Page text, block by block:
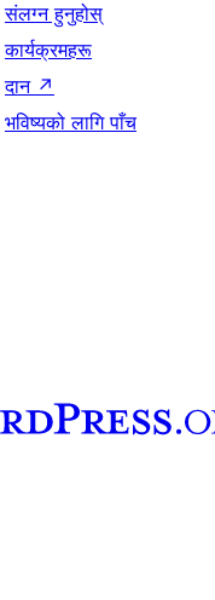
संलग्न हुनुहोस्
कार्यक्रमहरू
दान ↗
भविष्यको लागि पाँच